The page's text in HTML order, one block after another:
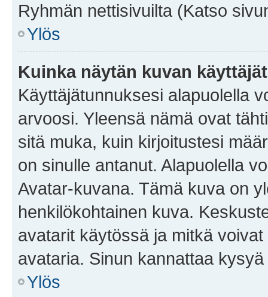
Ryhmän nettisivuilta (Katso
Ylös
Kuinka näytän kuvan
Käyttäjätunnuksesi alapuolella
arvoosi. Yleensä nämä ovat
sitä muka, kuin kirjoitustesi
on sinulle antanut. Alapuolella
Avatar-kuvana. Tämä kuva on
henkilökohtainen kuva.
avatarit käytössä ja mitkä
avataria. Sinun kannattaa
Ylös